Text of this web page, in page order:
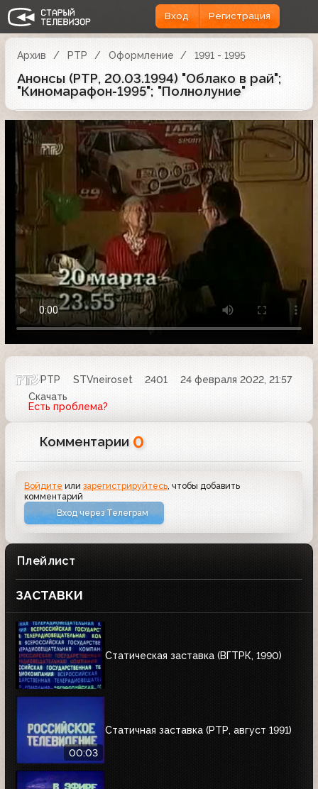
Вход Регистрация
Архив РТР Оформление 1991 - 1995
Анонсы (РТР, 20.03.1994) "Облако в рай";
"Киномарафон-1995"; "Полнолуние"
РТР STVneiroset 2401
24 февраля 2022, 21:57
Скачать
Есть проблема?
Комментарии 0
Войдите илизарегистрируйтесь , чтобы добавить
комментарий
Вход через Телеграм
Плейлист
ЗАСТАВКИ
Статическая заставка (ВГТРК, 1990)
00:03
Статичная заставка (РТР, август 1991)